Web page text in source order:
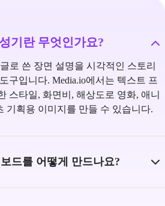
기란 무엇인가요?
로 쓴 장면 설명을 시각적인 스토리
구입니다. Media.io에서는 텍스트 프
스타일, 화면비, 해상도로 영화, 애니
기획용 이미지를 만들 수 있습니다.
드를 어떻게 만드나요?